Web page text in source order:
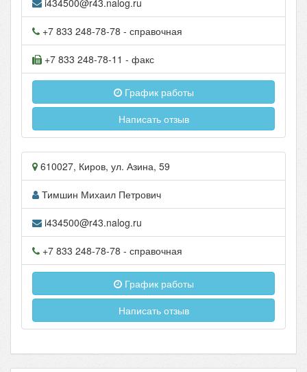
+7 833 248-78-78 - справочная
+7 833 248-78-11 - факс
График работы
Написать отзыв
610027, Киров, ул. Азина, 59
Тимшин Михаил Петрович
i434500@r43.nalog.ru
+7 833 248-78-78 - справочная
График работы
Написать отзыв